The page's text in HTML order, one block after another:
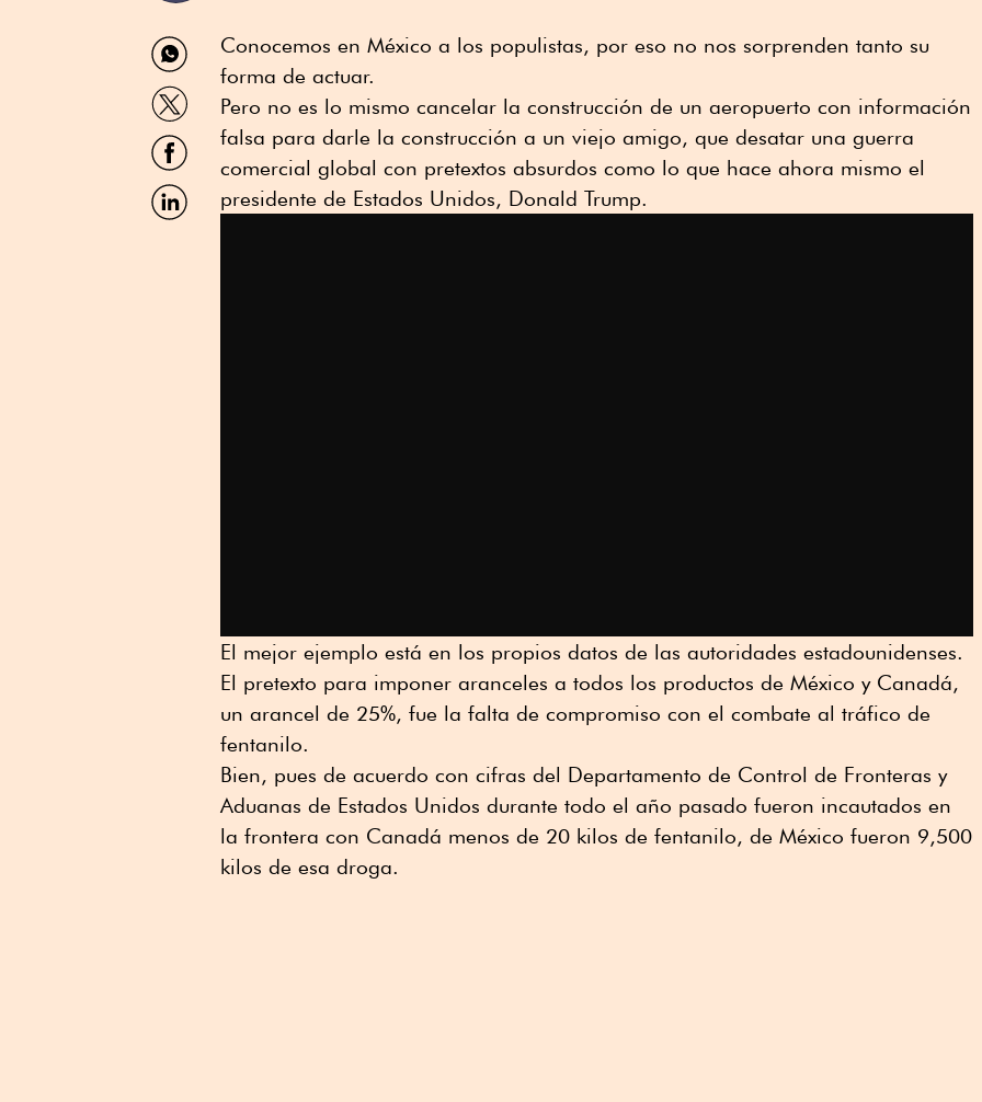
Compartir
por
WhatsApp
Compartir
por
Twitter
Compartir
por
Facebook
Compartir
por
Conocemos en México a los populistas, por eso no nos sorprenden tanto su
forma de actuar.
Pero no es lo mismo cancelar la construcción de un aeropuerto con información
falsa para darle la construcción a un viejo amigo, que desatar una guerra
comercial global con pretextos absurdos como lo que hace ahora mismo el
presidente de Estados Unidos, Donald Trump.
El mejor ejemplo está en los propios datos de las autoridades estadounidenses.
El pretexto para imponer aranceles a todos los productos de México y Canadá,
un arancel de 25%, fue la falta de compromiso con el combate al tráfico de
fentanilo.
Bien, pues de acuerdo con cifras del Departamento de Control de Fronteras y
Aduanas de Estados Unidos durante todo el año pasado fueron incautados en
la frontera con Canadá menos de 20 kilos de fentanilo, de México fueron 9,500
kilos de esa droga.